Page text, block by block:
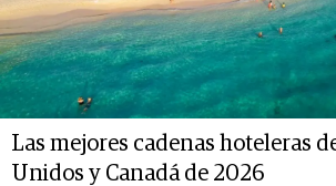
Las mejores cadenas hoteleras
Unidos y Canadá de 2026